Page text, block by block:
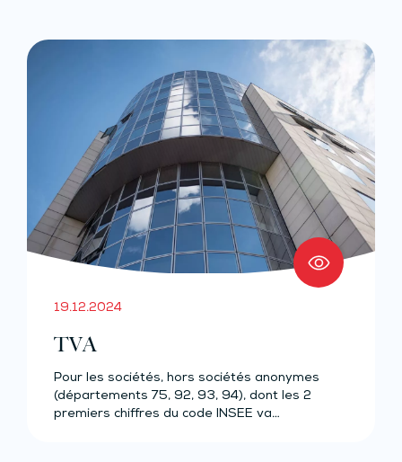
19.12.2024
TVA
Pour les sociétés, hors sociétés anonymes
(départements 75, 92, 93, 94), dont les 2
premiers chiffres du code INSEE va…